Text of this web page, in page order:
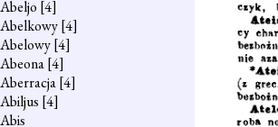
Abeljo [4]
Abelkowy[4]
Abelowy[4]
Abeona[4]
Aberracja[4]
Abiljus [4]
Abis